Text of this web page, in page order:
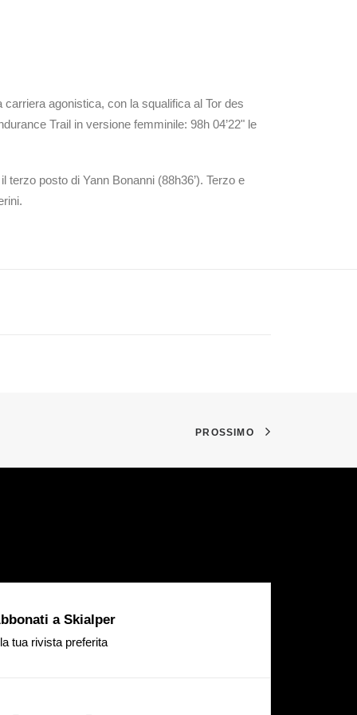
agonistica, con la squalifica al Tor des
Trail in versione femminile: 98h 04’22" le
terzo posto di Yann Bonanni (88h36’). Terzo e
PROSSIMO
a Skialper
la tua rivista preferita